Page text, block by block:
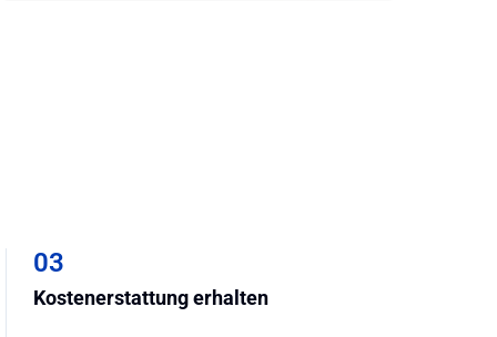
03
Kostenerstattung erhalten